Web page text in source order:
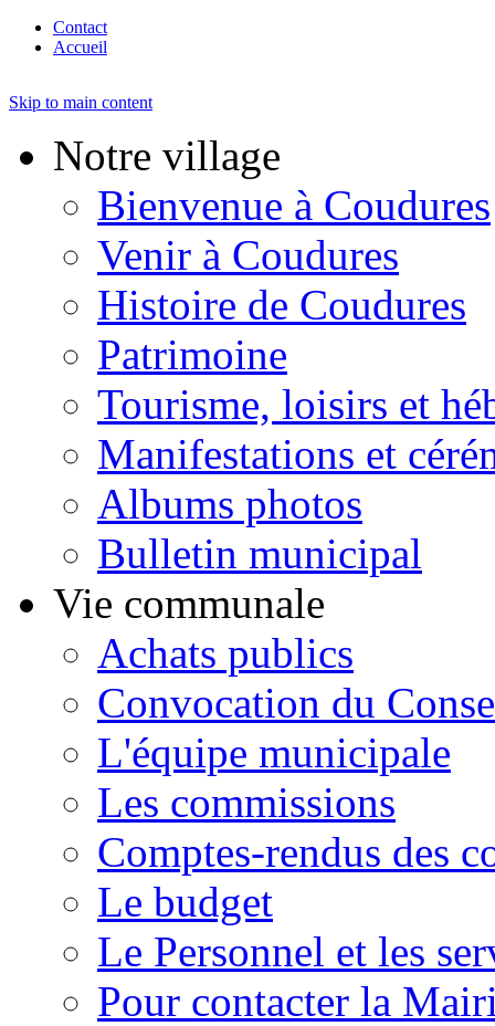
Contact
Accueil
Skip to main content
Notre village
Bienvenue à Coudures
Venir à Coudures
Histoire de Coudures
Patrimoine
Tourisme, loisirs et
Manifestations et
Albums photos
Bulletin municipal
Vie communale
Achats publics
Convocation du
L'équipe municipale
Les commissions
Comptes-rendus des
Le budget
Le Personnel et les
Pour contacter la